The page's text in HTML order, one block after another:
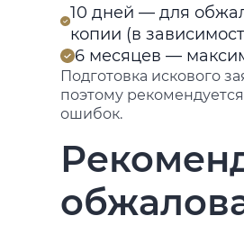
10 дней — для
копии (в
6 месяцев —
Подготовка искового
поэтому
ошибок.